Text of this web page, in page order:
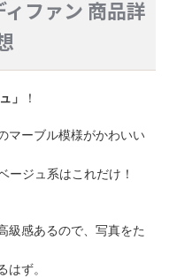
ファン 商品詳
」 ！
マーブル模様がかわいい
ージュ系はこれだけ！
級感あるので、写真をた
ず。